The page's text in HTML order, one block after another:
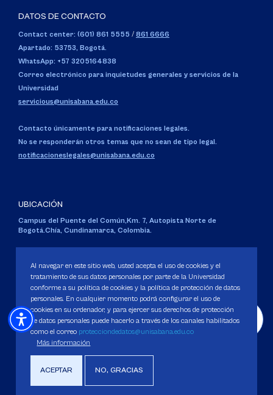
DATOS DE CONTACTO
Contact center: (601) 861 5555 / 861 6666
Apartado: 53753, Bogotá.
WhatsApp: +57 3205164838
Correo electrónico para inquietudes generales y servicios de la
Universidad
servicious@unisabana.edu.co
Contacto únicamente para notificaciones legales.
No se responderán otros temas que no sean de tipo legal.
notificacioneslegales@unisabana.edu.co
UBICACIÓN
Campus del Puente del Común,Km. 7, Autopista Norte de
Bogotá.Chía, Cundinamarca, Colombia.
Personería Jurídica:Resolución 130 del 14 de enero de 1980.
Ministerio de Educación Nacional.
Política de Protección de datos
Derechos Pecuniarios
Al navegar en este sitio web, usted acepta el uso de cookies y el
tratamiento de sus datos personales por parte de la Universidad
conforme a su política de cookies y la política de protección de datos
personales. En cualquier momento podrá configurar el uso de
cookies en su ordenador, y para ejercer sus derechos de protección
de datos personales puede hacerlo a través de los canales habilitados
como el correo protecciondedatos@unisabana.edu.co
Más información
ACEPTAR NO, GRACIAS